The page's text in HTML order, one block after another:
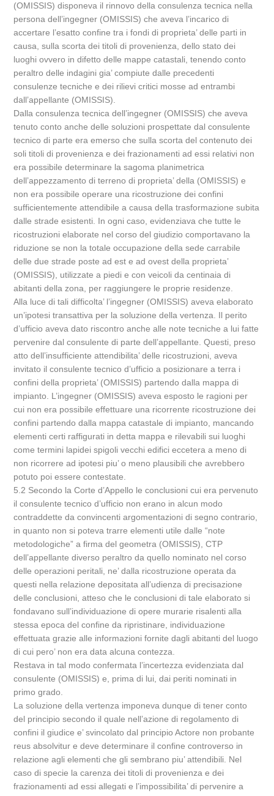
(OMISSIS) disponeva il rinnovo della consulenza tecnica nella
persona dell’ingegner (OMISSIS) che aveva l’incarico di
accertare l’esatto confine tra i fondi di proprieta’ delle parti in
causa, sulla scorta dei titoli di provenienza, dello stato dei
luoghi ovvero in difetto delle mappe catastali, tenendo conto
peraltro delle indagini gia’ compiute dalle precedenti
consulenze tecniche e dei rilievi critici mosse ad entrambi
dall’appellante (OMISSIS).
Dalla consulenza tecnica dell’ingegner (OMISSIS) che aveva
tenuto conto anche delle soluzioni prospettate dal consulente
tecnico di parte era emerso che sulla scorta del contenuto dei
soli titoli di provenienza e dei frazionamenti ad essi relativi non
era possibile determinare la sagoma planimetrica
dell’appezzamento di terreno di proprieta’ della (OMISSIS) e
non era possibile operare una ricostruzione dei confini
sufficientemente attendibile a causa della trasformazione subita
dalle strade esistenti. In ogni caso, evidenziava che tutte le
ricostruzioni elaborate nel corso del giudizio comportavano la
riduzione se non la totale occupazione della sede carrabile
delle due strade poste ad est e ad ovest della proprieta’
(OMISSIS), utilizzate a piedi e con veicoli da centinaia di
abitanti della zona, per raggiungere le proprie residenze.
Alla luce di tali difficolta’ l’ingegner (OMISSIS) aveva elaborato
un’ipotesi transattiva per la soluzione della vertenza. Il perito
d’ufficio aveva dato riscontro anche alle note tecniche a lui fatte
pervenire dal consulente di parte dell’appellante. Questi, preso
atto dell’insufficiente attendibilita’ delle ricostruzioni, aveva
invitato il consulente tecnico d’ufficio a posizionare a terra i
confini della proprieta’ (OMISSIS) partendo dalla mappa di
impianto. L’ingegner (OMISSIS) aveva esposto le ragioni per
cui non era possibile effettuare una ricorrente ricostruzione dei
confini partendo dalla mappa catastale di impianto, mancando
elementi certi raffigurati in detta mappa e rilevabili sui luoghi
come termini lapidei spigoli vecchi edifici eccetera a meno di
non ricorrere ad ipotesi piu’ o meno plausibili che avrebbero
potuto poi essere contestate.
5.2 Secondo la Corte d’Appello le conclusioni cui era pervenuto
il consulente tecnico d’ufficio non erano in alcun modo
contraddette da convincenti argomentazioni di segno contrario,
in quanto non si poteva trarre elementi utile dalle “note
metodologiche” a firma del geometra (OMISSIS), CTP
dell’appellante diverso peraltro da quello nominato nel corso
delle operazioni peritali, ne’ dalla ricostruzione operata da
questi nella relazione depositata all’udienza di precisazione
delle conclusioni, atteso che le conclusioni di tale elaborato si
fondavano sull’individuazione di opere murarie risalenti alla
stessa epoca del confine da ripristinare, individuazione
effettuata grazie alle informazioni fornite dagli abitanti del luogo
di cui pero’ non era data alcuna contezza.
Restava in tal modo confermata l’incertezza evidenziata dal
consulente (OMISSIS) e, prima di lui, dai periti nominati in
primo grado.
La soluzione della vertenza imponeva dunque di tener conto
del principio secondo il quale nell’azione di regolamento di
confini il giudice e’ svincolato dal principio Actore non probante
reus absolvitur e deve determinare il confine controverso in
relazione agli elementi che gli sembrano piu’ attendibili. Nel
caso di specie la carenza dei titoli di provenienza e dei
frazionamenti ad essi allegati e l’impossibilita’ di pervenire a